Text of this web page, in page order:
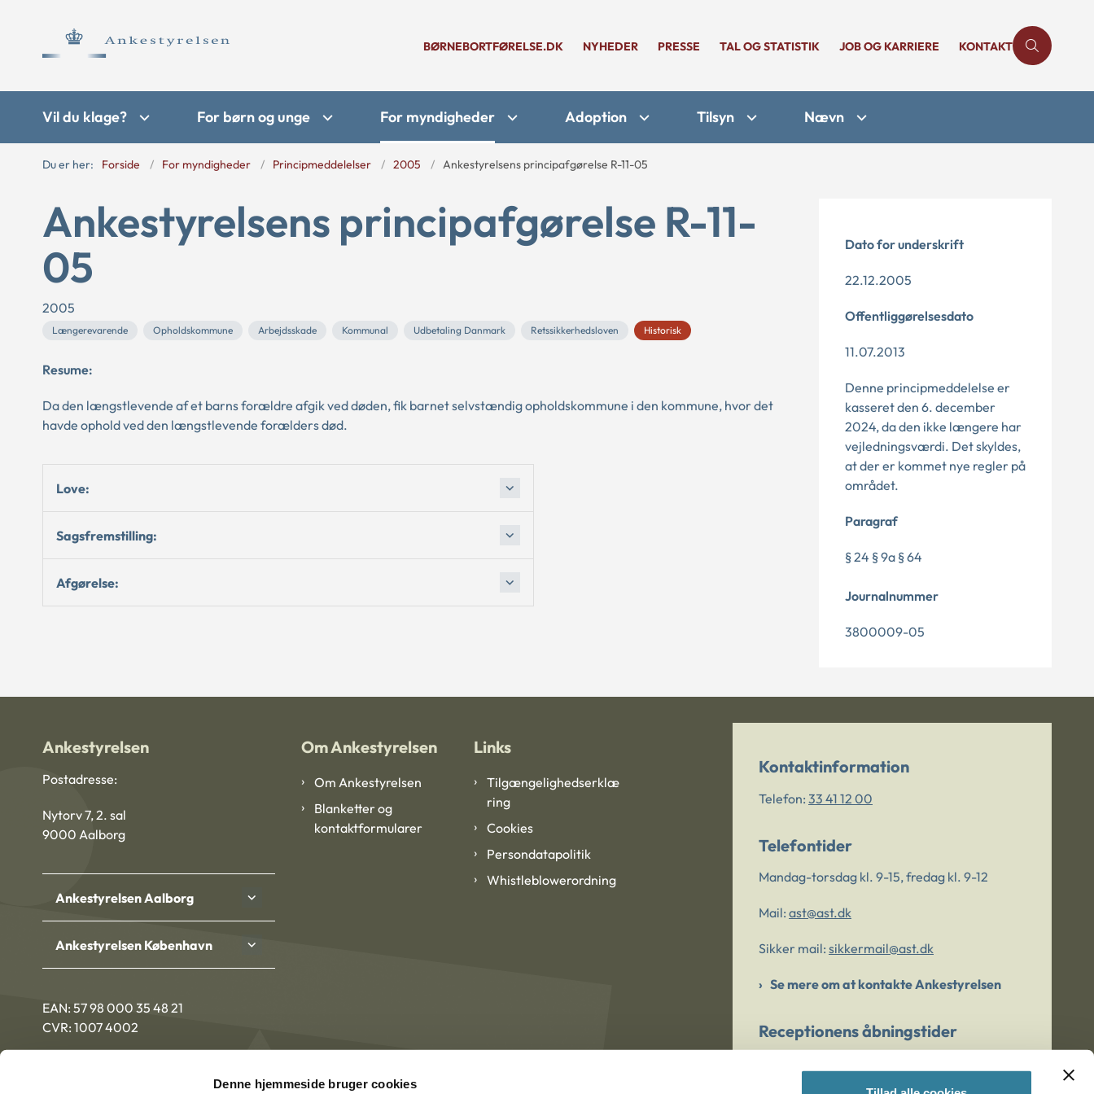
Denne hjemmeside bruger cookies
BØRNEBORTFØRELSE.DK NYHEDER PRESSE TAL OG STATISTIK JOB OG KARRIERE KONTAKT
Vil du klage? For børn og unge For myndigheder Adoption Tilsyn Nævn
Du er her: Forside For myndigheder Principmeddelelser 2005 Ankestyrelsens principafgørelse R-11-05
Ankestyrelsens principafgørelse R-11-
05
2005
Længerevarende Opholdskommune Arbejdsskade Kommunal Udbetaling Danmark Retssikkerhedsloven Historisk
Resume:
Da den længstlevende af et barns forældre afgik ved døden, fik barnet selvstændig opholdskommune i den kommune, hvor det
havde ophold ved den længstlevende forælders død.
Love:
Sagsfremstilling:
Afgørelse:
Dato for underskrift
22.12.2005
Offentliggørelsesdato
11.07.2013
Denne principmeddelelse er
kasseret den 6. december
2024, da den ikke længere har
vejledningsværdi. Det skyldes,
at der er kommet nye regler på
området.
Paragraf
§ 24 § 9a § 64
Journalnummer
3800009-05
Ankestyrelsen
Postadresse:
Nytorv 7, 2. sal
9000 Aalborg
Ankestyrelsen Aalborg
Ankestyrelsen København
EAN: 57 98 000 35 48 21
CVR: 1007 4002
Om Ankestyrelsen
Om Ankestyrelsen
Blanketter og
kontaktformularer
Links
Tilgængelighedserklæ
ring
Cookies
Persondatapolitik
Whistleblowerordning
Kontaktinformation
Telefon: 33 41 12 00
Telefontider
Mandag-torsdag kl. 9-15, fredag kl. 9-12
Mail: ast@ast.dk
Sikker mail: sikkermail@ast.dk
Se mere om at kontakte Ankestyrelsen
Receptionens åbningstider